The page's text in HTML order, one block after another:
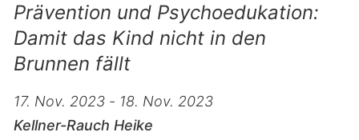
Prävention und Psychoedukation:
Damit das Kind nicht in den
Brunnen fällt
17. Nov. 2023 - 18. Nov. 2023
Kellner-Rauch Heike